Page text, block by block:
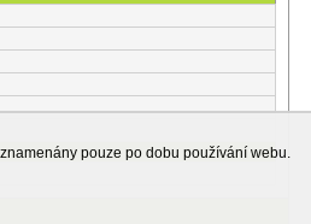
pouze po dobu používání webu.